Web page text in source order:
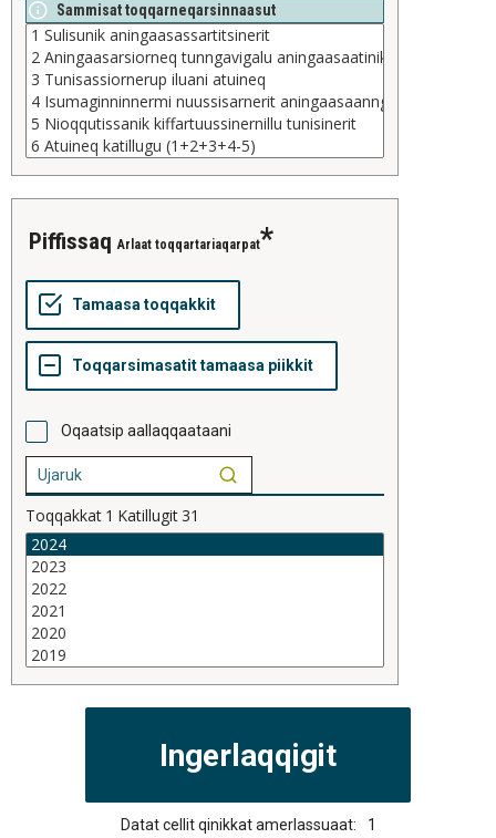
Sammisat toqqarneqarsinnaasut
piffissaq Arlaat toqqartariaqarpat
Oqaatsip aallaqqaataani
Toqqakkat 1 Katillugit31
Datat cellit qinikkat amerlassuaat: 1